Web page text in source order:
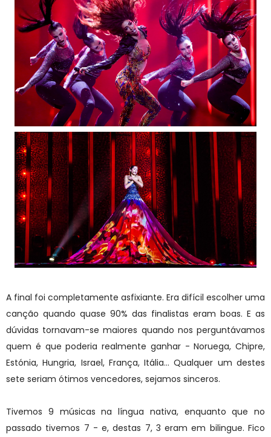
A final foi completamente asfixiante. Era difícil escolher uma
canção quando quase 90% das finalistas eram boas. E as
dúvidas tornavam-se maiores quando nos perguntávamos
quem é que poderia realmente ganhar - Noruega, Chipre,
Estónia, Hungria, Israel, França, Itália... Qualquer um destes
sete seriam ótimos vencedores, sejamos sinceros.
Tivemos 9 músicas na língua nativa, enquanto que no
passado tivemos 7 - e, destas 7, 3 eram em bilingue. Fico